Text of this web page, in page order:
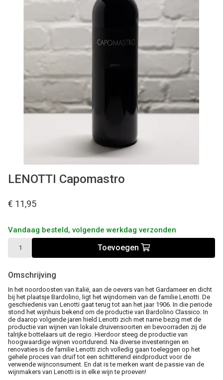
Cadeaubon
LENOTTI Capomastro
€ 11,95
Vandaag besteld, volgende werkdag verzonden
Toevoegen
Omschrijving
In het noordoosten van Italië, aan de oevers van het Gardameer en dicht
bij het plaatsje Bardolino, ligt het wijndomein van de familie Lenotti. De
geschiedenis van Lenotti gaat terug tot aan het jaar 1906. In die periode
stond het wijnhuis bekend om de productie van Bardolino Classico. In
de daarop volgende jaren hield Lenotti zich met name bezig met de
productie van wijnen van lokale druivensoorten en bevoorraden zij de
talrijke bottelaars uit de regio. Hierdoor steeg de productie van
hoogwaardige wijnen voortdurend. Na diverse investeringen en
renovaties is de familie Lenotti zich volledig gaan toeleggen op het
gehele proces van druif tot een schitterend eindproduct voor de
verwende wijnconsument. En dat is te merken want de passie van de
wijnmakers van Lenotti is in elke wijn te proeven!